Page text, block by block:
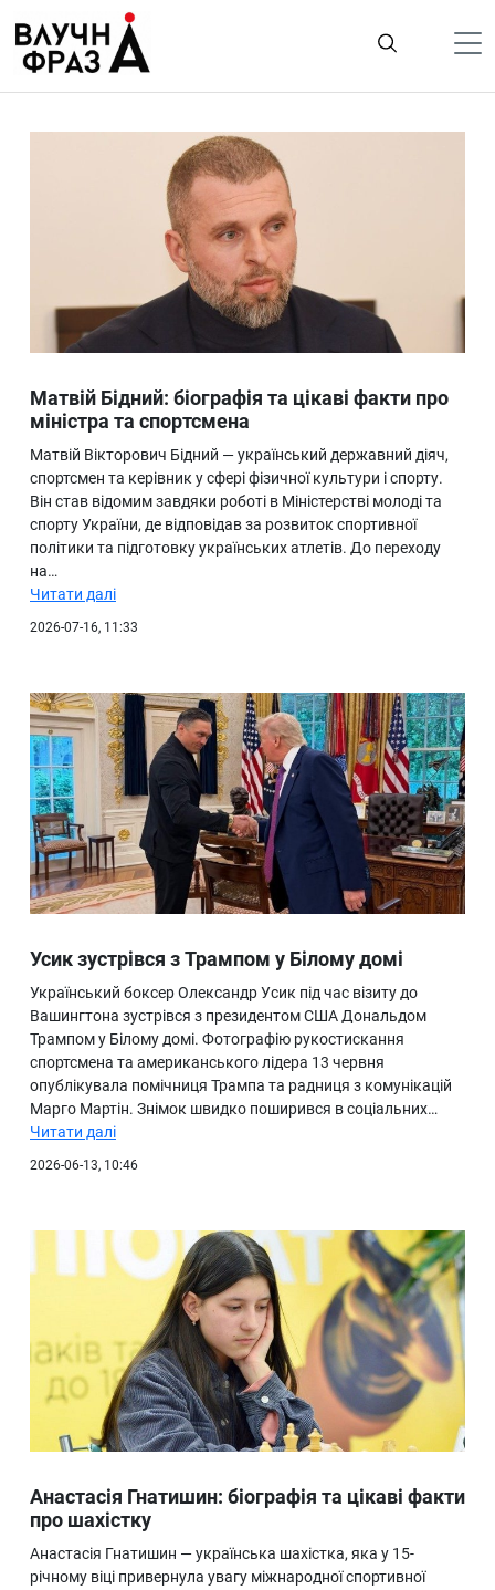
содержимому
Людина
Ukraine
Про нас
Матвій Бідний: біографія та цікаві факти про
міністра та спортсмена
Матвій Вікторович Бідний — український державний діяч,
спортсмен та керівник у сфері фізичної культури і спорту.
Він став відомим завдяки роботі в Міністерстві молоді та
спорту України, де відповідав за розвиток спортивної
політики та підготовку українських атлетів. До переходу
на…
Читати далі
2026-07-16, 11:33
Усик зустрівся з Трампом у Білому домі
Український боксер Олександр Усик під час візиту до
Вашингтона зустрівся з президентом США Дональдом
Трампом у Білому домі. Фотографію рукостискання
спортсмена та американського лідера 13 червня
опублікувала помічниця Трампа та радниця з комунікацій
Марго Мартін. Знімок швидко поширився в соціальних…
Читати далі
2026-06-13, 10:46
Анастасія Гнатишин: біографія та цікаві факти
про шахістку
Анастасія Гнатишин — українська шахістка, яка у 15-
річному віці привернула увагу міжнародної спортивної